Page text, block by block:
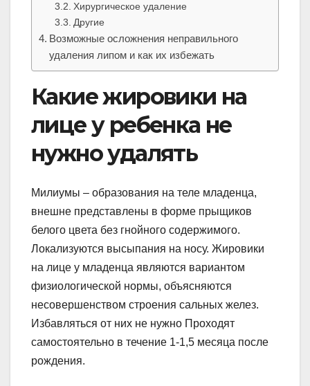
Хирургическое удаление
Другие
Возможные осложнения неправильного
удаления липом и как их избежать
Какие жировики на
лице у ребенка не
нужно удалять
Милиумы – образования на теле младенца,
внешне представлены в форме прыщиков
белого цвета без гнойного содержимого.
Локализуются высыпания на носу. Жировики
на лице у младенца являются вариантом
физиологической нормы, объясняются
несовершенством строения сальных желез.
Избавляться от них не нужно Проходят
самостоятельно в течение 1-1,5 месяца после
рождения.